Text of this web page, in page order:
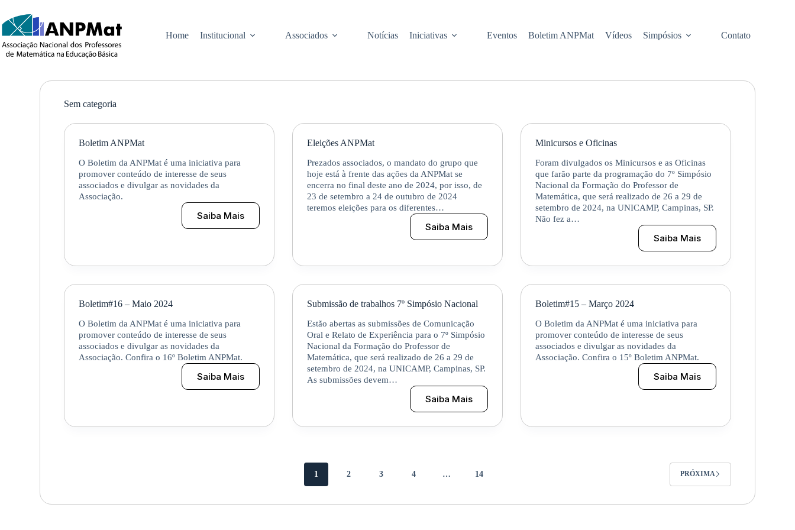
para
o
conteúdo
Home Institucional Associados Notícias Iniciativas Eventos Boletim ANPMat Vídeos Simpósios Contato
Sem categoria
Boletim ANPMat
O Boletim da ANPMat é uma iniciativa para
promover conteúdo de interesse de seus
associados e divulgar as novidades da
Associação.
Saiba Mais
Boletim
ANPMat
Eleições ANPMat
Prezados associados, o mandato do grupo que
hoje está à frente das ações da ANPMat se
encerra no final deste ano de 2024, por isso, de
23 de setembro a 24 de outubro de 2024
teremos eleições para os diferentes…
Saiba Mais
Eleições
ANPMat
Minicursos e Oficinas
Foram divulgados os Minicursos e as Oficinas
que farão parte da programação do 7º Simpósio
Nacional da Formação do Professor de
Matemática, que será realizado de 26 a 29 de
setembro de 2024, na UNICAMP, Campinas, SP.
Não fez a…
Saiba Mais
Minicursos
e
Oficinas
Boletim#16 – Maio 2024
O Boletim da ANPMat é uma iniciativa para
promover conteúdo de interesse de seus
associados e divulgar as novidades da
Associação. Confira o 16º Boletim ANPMat.
Saiba Mais
Boletim#16
–
Submissão de trabalhos 7º Simpósio Nacional
Estão abertas as submissões de Comunicação
Oral e Relato de Experiência para o 7º Simpósio
Nacional da Formação do Professor de
Matemática, que será realizado de 26 a 29 de
setembro de 2024, na UNICAMP, Campinas, SP.
As submissões devem…
Saiba Mais
Submissão
de
trabalhos
Boletim#15 – Março 2024
O Boletim da ANPMat é uma iniciativa para
promover conteúdo de interesse de seus
associados e divulgar as novidades da
Associação. Confira o 15º Boletim ANPMat.
Saiba Mais
Boletim#15
–
1 2 3 4 … 14 PRÓXIMA